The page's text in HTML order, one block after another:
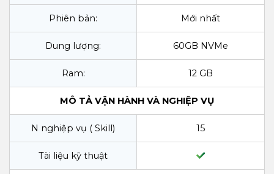
Phiên bản: Mới nhất
Dung lượng: 60GB NVMe
Ram: 12 GB
MÔ TẢ VẬN HÀNH VÀ NGHIỆP VỤ
N nghiệp vụ ( Skill) 15
Tài liệu kỹ thuật